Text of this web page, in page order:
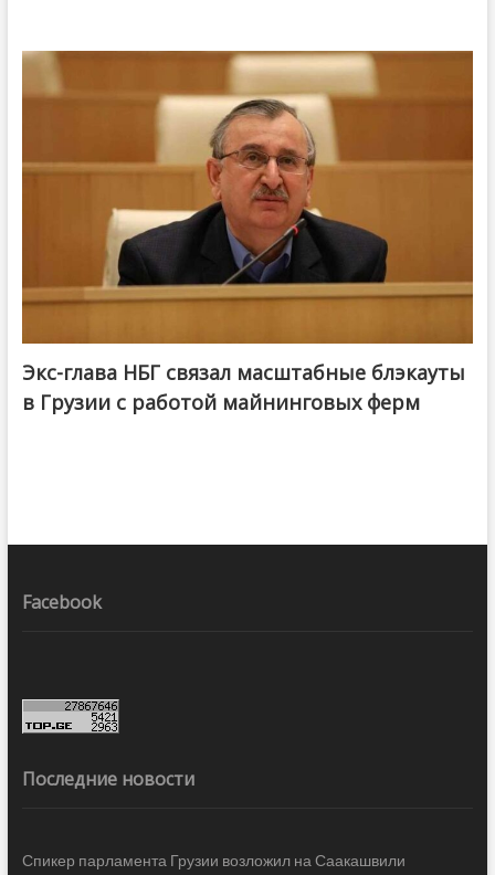
Экс-глава НБГ связал масштабные блэкауты
в Грузии с работой майнинговых ферм
Facebook
Последние новости
Спикер парламента Грузии возложил на Саакашвили